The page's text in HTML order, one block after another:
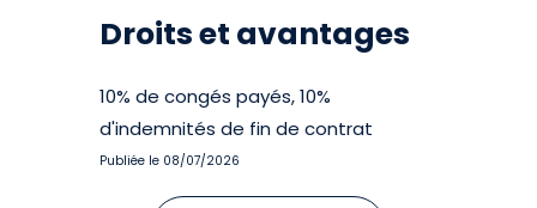
Droits et avantages
10% de congés payés, 10%
d'indemnités de fin de contrat
Publiée le 08/07/2026